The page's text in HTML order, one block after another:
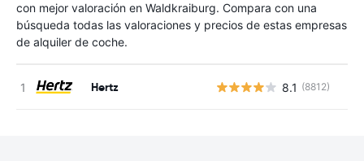
con mejor valoración en Waldkraiburg. Compara con una
búsqueda todas las valoraciones y precios de estas empresas
de alquiler de coche.
Hertz 8.1 (8812)